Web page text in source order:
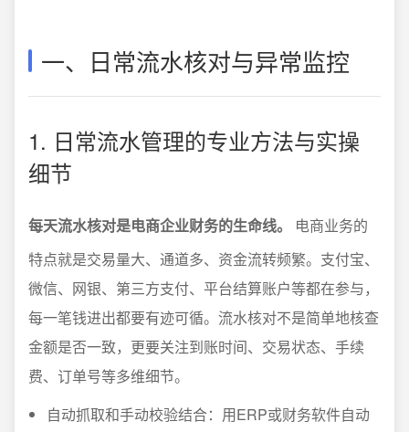
一、日常流水核对与异常监控
1. 日常流水管理的专业方法与实操
细节
每天流水核对是电商企业财务的生命线。
电商业务的
特点就是交易量大、通道多、资金流转频繁。支付宝、
微信、网银、第三方支付、平台结算账户等都在参与，
每一笔钱进出都要有迹可循。流水核对不是简单地核查
金额是否一致，更要关注到账时间、交易状态、手续
费、订单号等多维细节。
自动抓取和手动校验结合：用ERP或财务软件自动